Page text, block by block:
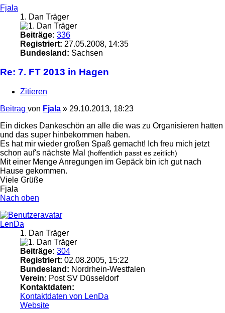
Fjala
1. Dan Träger
Beiträge: 336
Registriert: 27.05.2008, 14:35
Bundesland: Sachsen
Re: 7. FT 2013 in Hagen
Zitieren
Beitrag von Fjala » 29.10.2013, 18:23
Ein dickes Dankeschön an alle die was zu Organisieren hatten
und das super hinbekommen haben.
Es hat mir wieder großen Spaß gemacht! Ich freu mich jetzt
schon auf's nächste Mal (hoffentlich passt es zeitlich)
Mit einer Menge Anregungen im Gepäck bin ich gut nach
Hause gekommen.
Viele Grüße
Fjala
Nach oben
LenDa
1. Dan Träger
Beiträge: 304
Registriert: 02.08.2005, 15:22
Bundesland: Nordrhein-Westfalen
Verein: Post SV Düsseldorf
Kontaktdaten:
Kontaktdaten von LenDa
Website